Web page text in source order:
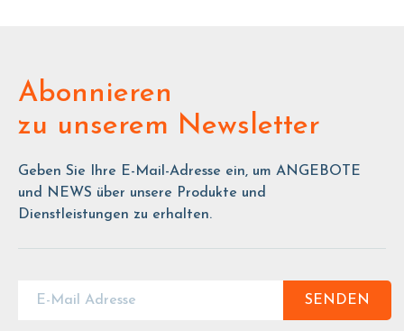
Abonnieren
zu unserem Newsletter
Geben Sie Ihre E-Mail-Adresse ein, um ANGEBOTE
und NEWS über unsere Produkte und
Dienstleistungen zu erhalten.
SENDEN